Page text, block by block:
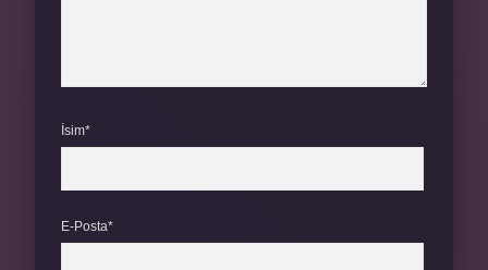
İsim*
E-Posta*